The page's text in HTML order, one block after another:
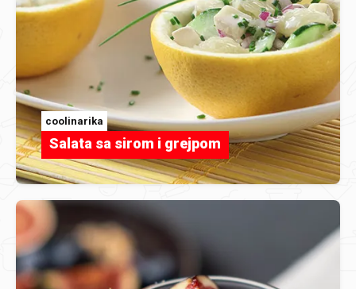
coolinarika
Salata sa sirom i grejpom